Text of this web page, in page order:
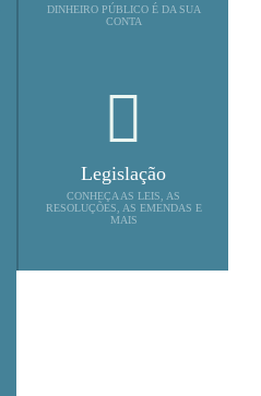
DINHEIRO PÚBLICO É DA SUA
CONTA
Legislação
CONHEÇA AS LEIS, AS
RESOLUÇÕES, AS EMENDAS E
MAIS